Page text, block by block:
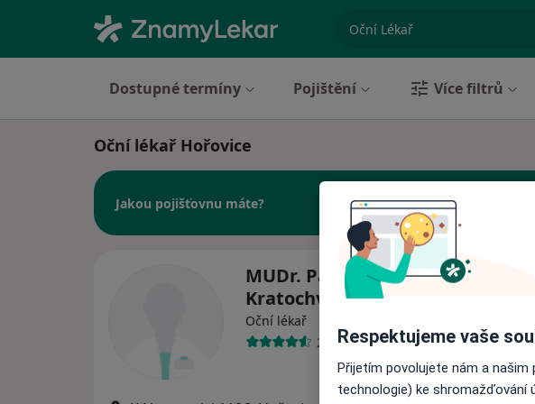
specializace, nemoc nebo
Dostupné termíny Pojištění Více filtrů
Oční lékař Hořovice
Jakou pojišťovnu máte?
MUDr. Patricie
Kratochvilová
Oční lékař
2 názory
Respektujeme vaše
Přijetím povolujete nám a
technologie) ke shromažďování